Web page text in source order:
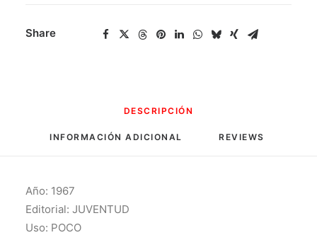
Share
DESCRIPCIÓN
INFORMACIÓN ADICIONAL REVIEWS
Año: 1967
Editorial: JUVENTUD
Uso: POCO